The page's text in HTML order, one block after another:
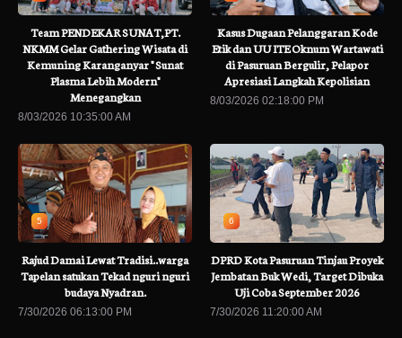
Team PENDEKAR SUNAT,PT.
NKMM Gelar Gathering Wisata di
Kemuning Karanganyar " Sunat
Plasma Lebih Modern"
Menegangkan
8/03/2026 10:35:00 AM
Kasus Dugaan Pelanggaran Kode
Etik dan UU ITE Oknum Wartawati
di Pasuruan Bergulir, Pelapor
Apresiasi Langkah Kepolisian
8/03/2026 02:18:00 PM
5
Rajud Damai Lewat Tradisi..warga
Tapelan satukan Tekad nguri nguri
budaya Nyadran.
7/30/2026 06:13:00 PM
6
DPRD Kota Pasuruan Tinjau Proyek
Jembatan Buk Wedi, Target Dibuka
Uji Coba September 2026
7/30/2026 11:20:00 AM